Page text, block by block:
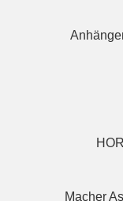
Macher